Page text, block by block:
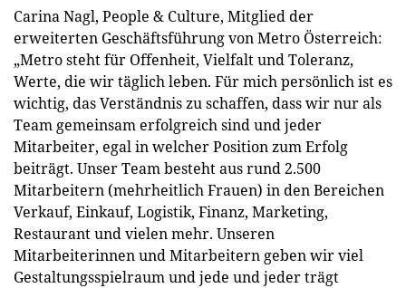
Carina Nagl, People & Culture, Mitglied der
erweiterten Geschäftsführung von Metro Österreich:
„Metro steht für Offenheit, Vielfalt und Toleranz,
Werte, die wir täglich leben. Für mich persönlich ist es
wichtig, das Verständnis zu schaffen, dass wir nur als
Team gemeinsam erfolgreich sind und jeder
Mitarbeiter, egal in welcher Position zum Erfolg
beiträgt. Unser Team besteht aus rund 2.500
Mitarbeitern (mehrheitlich Frauen) in den Bereichen
Verkauf, Einkauf, Logistik, Finanz, Marketing,
Restaurant und vielen mehr. Unseren
Mitarbeiterinnen und Mitarbeitern geben wir viel
Gestaltungsspielraum und jede und jeder trägt